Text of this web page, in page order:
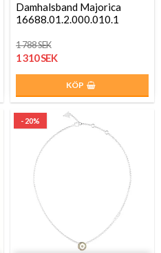
Damhalsband Majorica
16688.01.2.000.010.1
1 788 SEK
1 310 SEK
KÖP
- 20%